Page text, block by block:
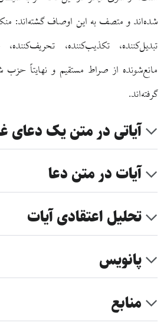
شده‌اند و متصف به این اوصاف گشته‌اند:
تبدیل‌کننده، تکذیب‌کننده،
مانع‌شونده از صراط مستقیم و نهایتاً حزب
گرفته‌اند.
آیاتی در متن یک دعای
آیات در متن دعا
تحلیل اعتقادی آیات
پانویس
منابع